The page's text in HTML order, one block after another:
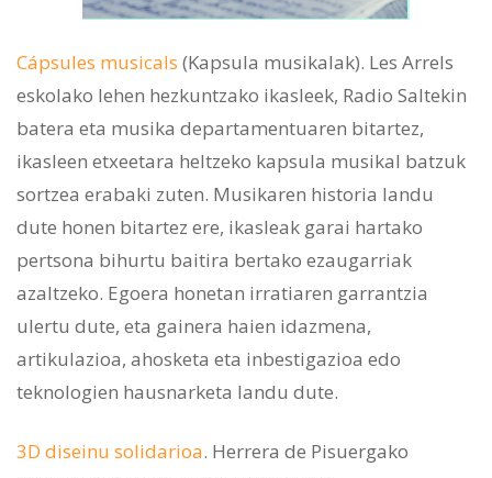
Cápsules musicals (Kapsula musikalak). Les Arrels
eskolako lehen hezkuntzako ikasleek, Radio Saltekin
batera eta musika departamentuaren bitartez,
ikasleen etxeetara heltzeko kapsula musikal batzuk
sortzea erabaki zuten. Musikaren historia landu
dute honen bitartez ere, ikasleak garai hartako
pertsona bihurtu baitira bertako ezaugarriak
azaltzeko. Egoera honetan irratiaren garrantzia
ulertu dute, eta gainera haien idazmena,
artikulazioa, ahosketa eta inbestigazioa edo
teknologien hausnarketa landu dute.
3D diseinu solidarioa. Herrera de Pisuergako